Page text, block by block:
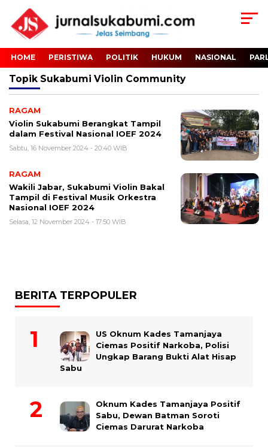
HOME PERISTIWA POLITIK HUKUM NASIONAL
Topik Sukabumi Violin Community
RAGAM
Violin Sukabumi Berangkat Tampil
dalam Festival Nasional IOEF 2024
Sabtu, 16 November 2024 - 20:40 WIB
RAGAM
Wakili Jabar, Sukabumi Violin Bakal
Tampil di Festival Musik Orkestra
Nasional IOEF 2024
Selasa, 12 November 2024 - 17:50 WIB
BERITA TERPOPULER
US Oknum Kades Tamanjaya
Ciemas Positif Narkoba, Polisi
Ungkap Barang Bukti Alat Hisap
Sabu
Oknum Kades Tamanjaya Positif
Sabu, Dewan Batman Soroti
Ciemas Darurat Narkoba